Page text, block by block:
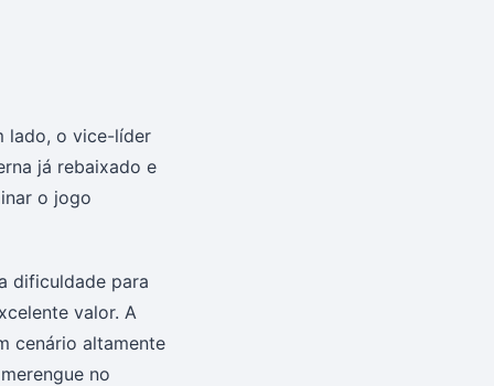
lado, o vice-líder
já rebaixado e
o jogo
dificuldade para
valor. A
cenário altamente
no